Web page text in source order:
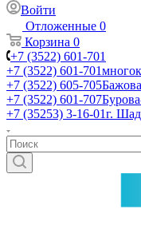
Войти
Отложенные 0
Корзина 0
+7 (3522) 601-701
+7 (3522) 601-701
+7 (3522) 605-705
+7 (3522) 601-707
+7 (35253) 3-16-01г.